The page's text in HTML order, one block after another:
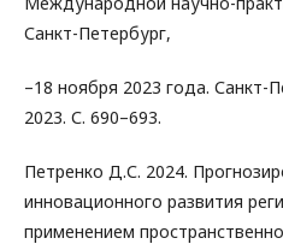
Санкт-Петербург,
–18 ноября 2023 года.
2023. С. 690–693.
Петренко Д.С. 2024.
инновационного развития
применением